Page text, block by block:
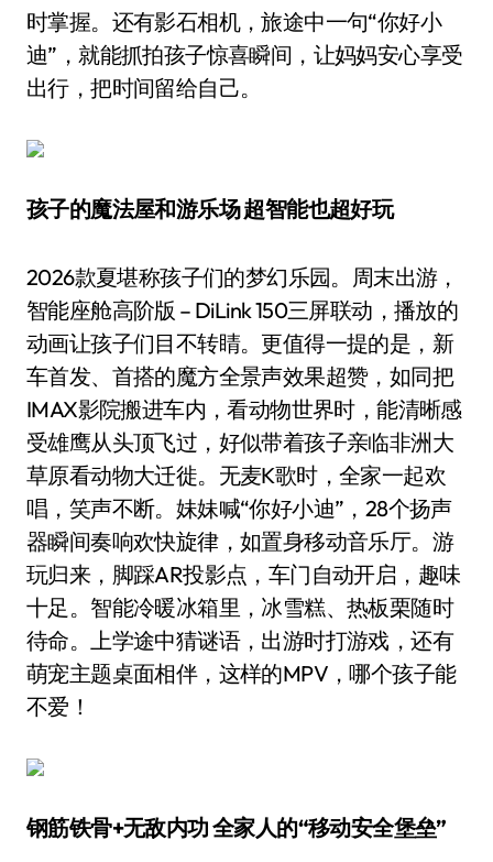
时掌握。还有影石相机，旅途中一句“你好小
迪”，就能抓拍孩子惊喜瞬间，让妈妈安心享受
出行，把时间留给自己。
孩子的魔法屋和游乐场 超智能也超好玩
2026款夏堪称孩子们的梦幻乐园。周末出游，
智能座舱高阶版 – DiLink 150三屏联动，播放的
动画让孩子们目不转睛。更值得一提的是，新
车首发、首搭的魔方全景声效果超赞，如同把
IMAX影院搬进车内，看动物世界时，能清晰感
受雄鹰从头顶飞过，好似带着孩子亲临非洲大
草原看动物大迁徙。无麦K歌时，全家一起欢
唱，笑声不断。妹妹喊“你好小迪”，28个扬声
器瞬间奏响欢快旋律，如置身移动音乐厅。游
玩归来，脚踩AR投影点，车门自动开启，趣味
十足。智能冷暖冰箱里，冰雪糕、热板栗随时
待命。上学途中猜谜语，出游时打游戏，还有
萌宠主题桌面相伴，这样的MPV，哪个孩子能
不爱！
钢筋铁骨+无敌内功 全家人的“移动安全堡垒”